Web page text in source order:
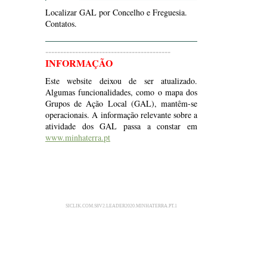
Localizar GAL por Concelho e Freguesia.
Contatos.
------------------------------------------
INFORMAÇÃO
Este website deixou de ser atualizado.
Algumas funcionalidades, como o mapa dos
Grupos de Ação Local (GAL), mantêm-se
operacionais. A informação relevante sobre a
atividade dos GAL passa a constar em
www.minhaterra.pt
SICLIK.COM.S8V2.LEADER2020.MINHATERRA.PT.1